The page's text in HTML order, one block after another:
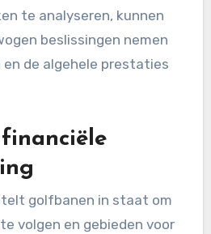
te analyseren, kunnen
beslissingen nemen
de algehele prestaties
golfbanen in staat om
volgen en gebieden voor